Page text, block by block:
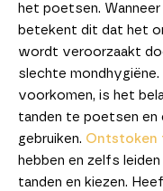
het poetsen.
betekent dit dat het
wordt veroorzaakt
slechte
voorkomen, is het
tanden te poetsen en
gebruiken. Ontstoken
hebben en zelfs
tanden en kiezen.